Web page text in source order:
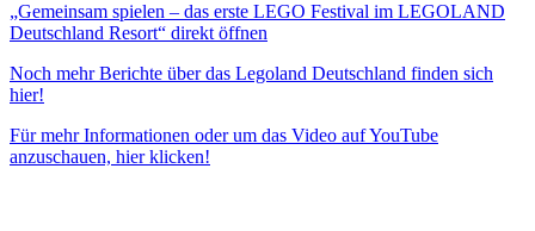
Festival
im
LEGOLAND
Deutschland
Resort“
von
anzeigen
„Gemeinsam spielen – das erste LEGO Festival im LEGOLAND
Deutschland Resort“ direkt öffnen
Noch mehr Berichte über das Legoland Deutschland finden sich
hier!
Für mehr Informationen oder um das Video auf YouTube
anzuschauen, hier klicken!